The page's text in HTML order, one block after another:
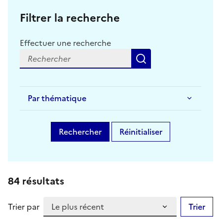
Filtrer la recherche
Effectuer une recherche
Par thématique
Rechercher Réinitialiser
84 résultats
Trier par Trier